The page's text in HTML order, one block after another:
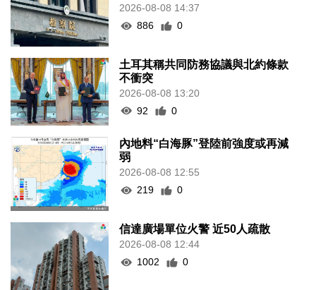
2026-08-08 14:37
886
0
土耳其稱共同防務協議與北約條款
不衝突
2026-08-08 13:20
92
0
內地料“白海豚”登陸前強度或再減
弱
2026-08-08 12:55
219
0
信達廣場單位火警 近50人疏散
2026-08-08 12:44
1002
0